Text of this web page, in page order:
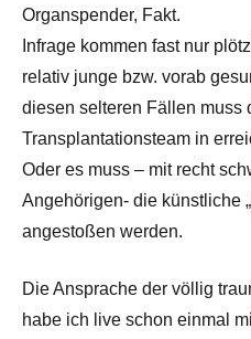
Organspender, Fakt.
Infrage kommen fast nur
relativ junge bzw. vorab
diesen selteren Fällen muss
Transplantationsteam in
Oder es muss – mit recht
Angehörigen- die künstliche
angestoßen werden.
Die Ansprache der völlig
habe ich live schon einmal